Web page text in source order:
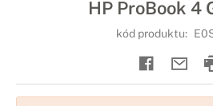
HP ProBook 4
kód produktu: